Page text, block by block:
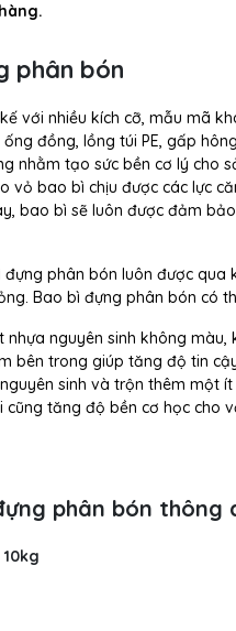
phân bón
với nhiều kích cỡ, mẫu mã
ống đồng, lồng túi PE, gấp
nhằm tạo sức bền cơ lý cho
vỏ bao bì chịu được các lực
bao bì sẽ luôn được đảm
phân bón luôn được
Bao bì đựng phân bón có
nguyên sinh không
bên trong giúp tăng độ tin
sinh và trộn thêm một
tăng độ bền cơ học cho
phân bón thông